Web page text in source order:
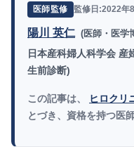
医師監修 監修日:2022年
陽川 英仁 (医師・医学
日本産科婦人科学会 産
生前診断)
この記事は、 ヒロクリ
とづき、資格を持つ医